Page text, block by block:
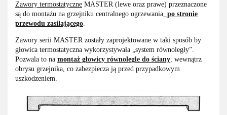
Zawory termostatyczne MASTER (lewe oraz prawe) przeznaczone
są do montażu na grzejniku centralnego ogrzewania po stronie
przewodu zasilającego.
Zawory serii MASTER zostały zaprojektowane w taki sposób by
głowica termostatyczna wykorzystywała „system równoległy”.
Pozwala to na montaż głowicy równolegle do ściany, wewnątrz
obrysu grzejnika, co zabezpiecza ją przed przypadkowym
uszkodzeniem.